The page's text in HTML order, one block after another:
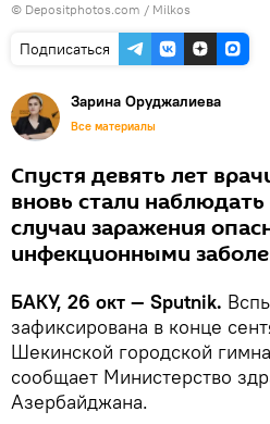
© Depositphotos.com / Milkos
Подписаться
Зарина Оруджалиева
Все материалы
Спустя девять лет
вновь стали
случаи заражения
инфекционными
БАКУ, 26 окт — Sputnik.
зафиксирована в конце
Шекинской городской
сообщает Министерство
Азербайджана.